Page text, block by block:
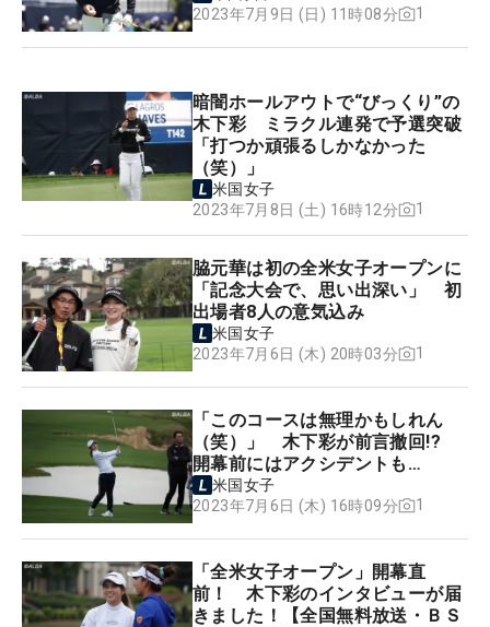
2023年7月9日 (日) 11時08分
1
暗闇ホールアウトで“びっくり”の
木下彩 ミラクル連発で予選突破
「打つか頑張るしかなかった
（笑）」
米国女子
2023年7月8日 (土) 16時12分
1
脇元華は初の全米女子オープンに
「記念大会で、思い出深い」 初
出場者8人の意気込み
米国女子
2023年7月6日 (木) 20時03分
1
「このコースは無理かもしれん
（笑）」 木下彩が前言撤回!?
開幕前にはアクシデントも…
米国女子
2023年7月6日 (木) 16時09分
1
「全米女子オープン」開幕直
前！ 木下彩のインタビューが届
きました！【全国無料放送・ＢＳ